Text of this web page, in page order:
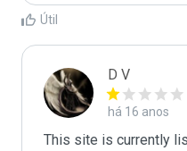
Útil
D V
há 16 anos
This site is currently